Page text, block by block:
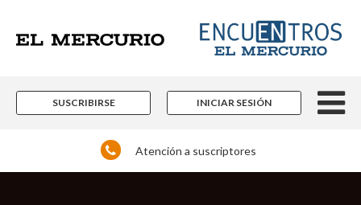
SUSCRIBIRSE INICIAR SESIÓN
Atención a suscriptores